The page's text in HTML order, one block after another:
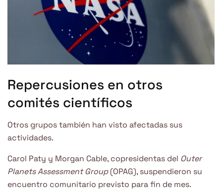
Repercusiones en otros
comités científicos
Otros grupos también han visto afectadas sus
actividades.
Carol Paty y Morgan Cable, copresidentas del Outer
Planets Assessment Group(OPAG), suspendieron su
encuentro comunitario previsto para fin de mes.